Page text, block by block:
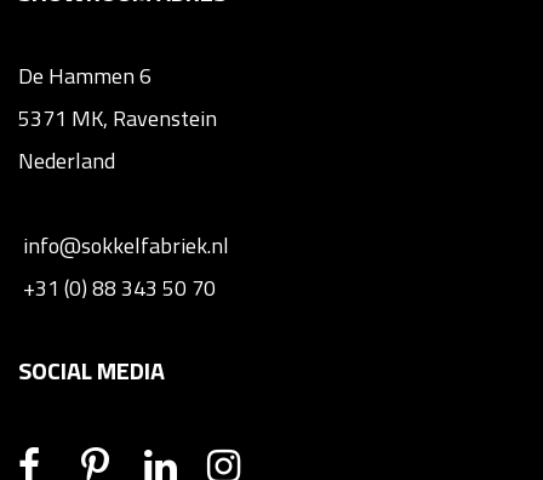
De Hammen 6
5371 MK, Ravenstein
Nederland
info@sokkelfabriek.nl
+31 (0) 88 343 50 70
SOCIAL MEDIA